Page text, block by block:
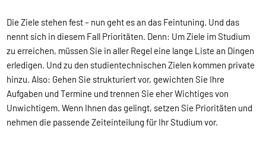
Die Ziele stehen fest – nun geht es an das Feintuning. Und das
nennt sich in diesem Fall Prioritäten. Denn: Um Ziele im Studium
zu erreichen, müssen Sie in aller Regel eine lange Liste an Dingen
erledigen. Und zu den studientechnischen Zielen kommen private
hinzu. Also: Gehen Sie strukturiert vor, gewichten Sie Ihre
Aufgaben und Termine und trennen Sie eher Wichtiges von
Unwichtigem. Wenn Ihnen das gelingt, setzen Sie Prioritäten und
nehmen die passende Zeiteinteilung für Ihr Studium vor.